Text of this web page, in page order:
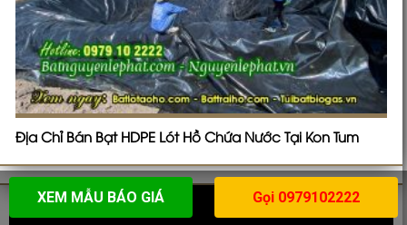
Địa Chỉ Bán Bạt HDPE Lót Hồ Chứa Nước Tại Kon Tum
XEM MẪU BÁO GIÁ Gọi 0979102222